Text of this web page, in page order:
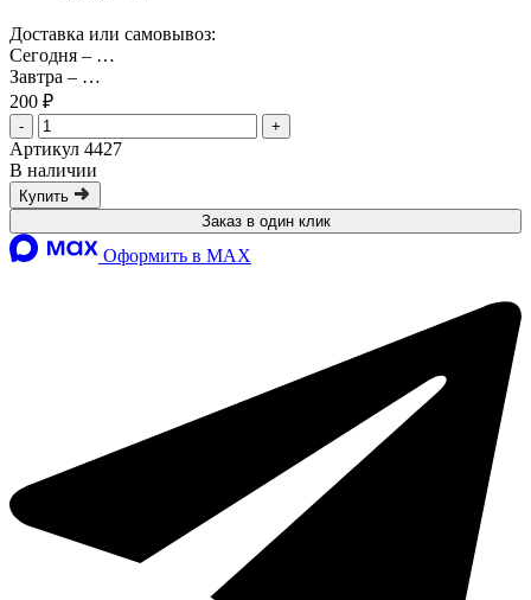
Доставка или самовывоз:
Сегодня – …
Завтра – …
200 ₽
- +
Артикул 4427
В наличии
Купить
Заказ в один клик
Оформить в MAX